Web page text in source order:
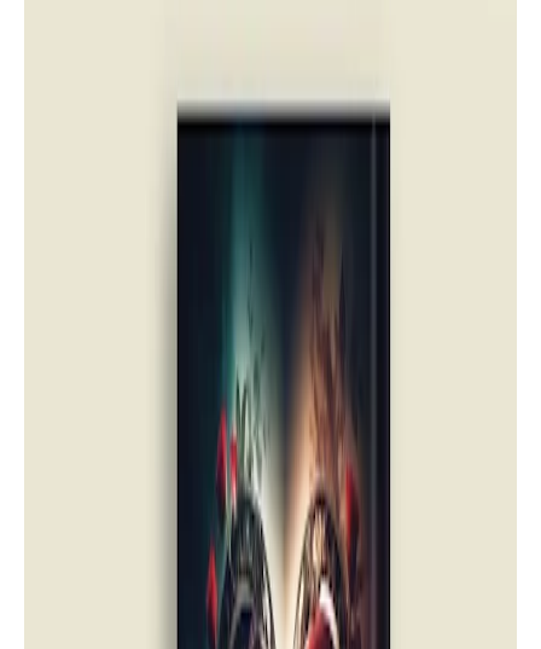
تحميل وقراءة رواية بوابات من بعد أخر
pdf كاملة تأليف خليل العيشاوي | دار أسرد